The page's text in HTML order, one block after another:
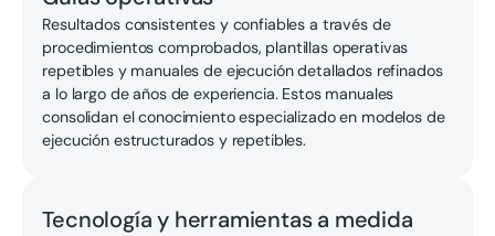
Resultados consistentes y confiables a través de
procedimientos comprobados, plantillas operativas
repetibles y manuales de ejecución detallados refinados
a lo largo de años de experiencia. Estos manuales
consolidan el conocimiento especializado en modelos de
ejecución estructurados y repetibles.
Tecnología y herramientas a medida